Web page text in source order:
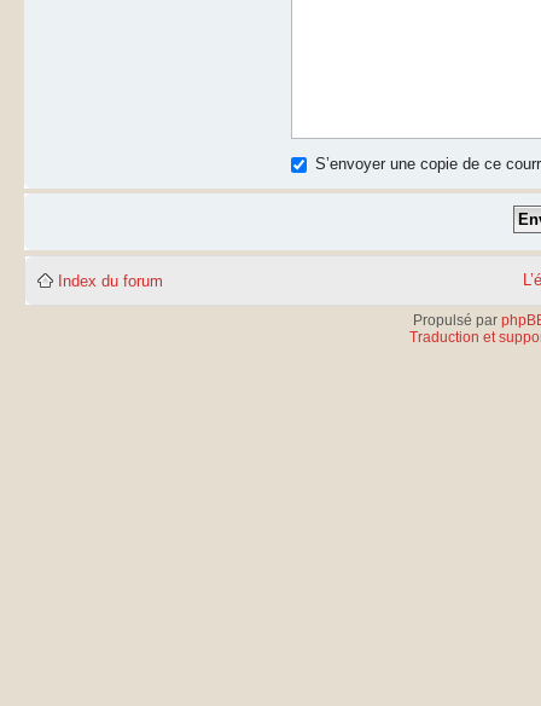
S’envoyer une copie de ce
Index du forum
Propulsé par
Traduction et